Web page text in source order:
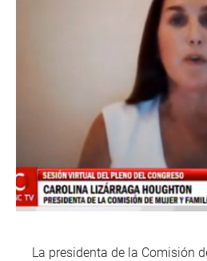
La presidenta de la Comisión